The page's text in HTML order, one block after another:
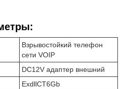
Взрывостойкий телефон
сети VOIP
DC12V адаптер внешний
ExdllCT6Gb